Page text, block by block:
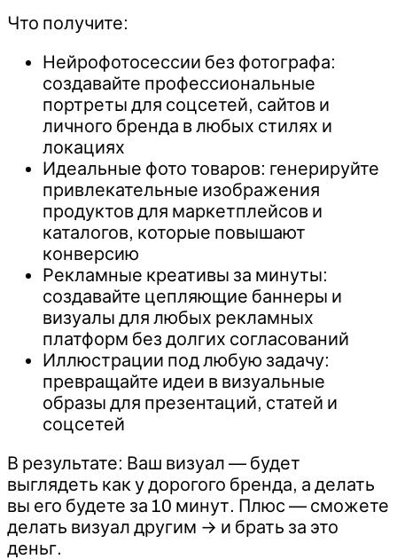
Что получите:
Нейрофотосессии без фотографа:
создавайте профессиональные
портреты для соцсетей, сайтов и
личного бренда в любых стилях и
локациях
Идеальные фото товаров: генерируйте
привлекательные изображения
продуктов для маркетплейсов и
каталогов, которые повышают
конверсию
Рекламные креативы за минуты:
создавайте цепляющие баннеры и
визуалы для любых рекламных
платформ без долгих согласований
Иллюстрации под любую задачу:
превращайте идеи в визуальные
образы для презентаций, статей и
соцсетей
В результате: Ваш визуал — будет
выглядеть как у дорогого бренда, а делать
вы его будете за 10 минут. Плюс — сможете
делать визуал другим → и брать за это
деньг.